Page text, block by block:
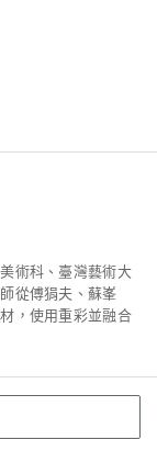
術科、臺灣藝術大
從傅狷夫、蘇峯
，使用重彩並融合